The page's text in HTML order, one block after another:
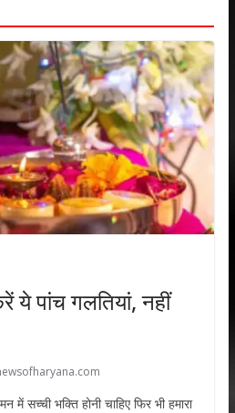
ये पांच गलतियां, नहीं
सच्ची भक्ति होनी चाहिए फिर भी हमारा